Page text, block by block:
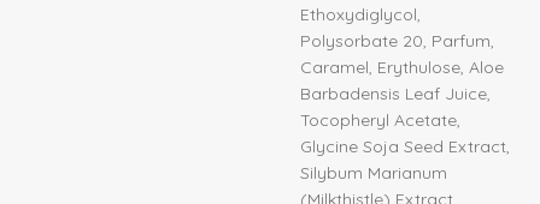
Ethoxydiglycol,
Polysorbate 20, Parfum,
Caramel, Erythulose, Aloe
Barbadensis Leaf Juice,
Tocopheryl Acetate,
Glycine Soja Seed Extract,
Silybum Marianum
(Milkthistle) Extract,